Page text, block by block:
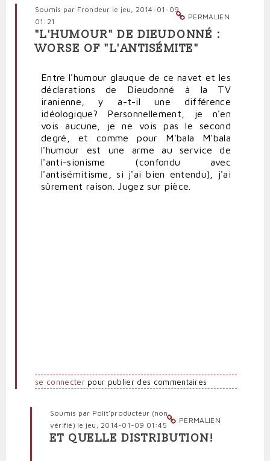
(non
vérifié)
PERMALIEN
Soumis par Frondeur le jeu, 2014-01-09
01:21
"L'HUMOUR" DE DIEUDONNÉ :
WORSE OF "L'ANTISÉMITE"
Entre l'humour glauque de ce navet et les
déclarations de Dieudonné à la TV
iranienne, y a-t-il une différence
idéologique? Personnellement, je n'en
vois aucune, je ne vois pas le second
degré, et comme pour M'bala M'bala
l'humour est une arme au service de
l'anti-sionisme (confondu avec
l'antisémitisme, si j'ai bien entendu), j'ai
sûrement raison. Jugez sur pièce.
se connecterpour publier des commentaires
PERMALIEN
Soumis par Polit'producteur (non
vérifié) le jeu, 2014-01-09 01:45
En
ET QUELLE DISTRIBUTION!